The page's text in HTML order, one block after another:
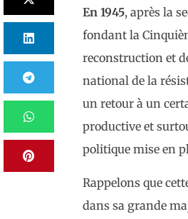
En 1945, après la
fondant la
reconstruction et
national de la
un retour à un
productive et
politique mise en
Rappelons que
dans sa grande